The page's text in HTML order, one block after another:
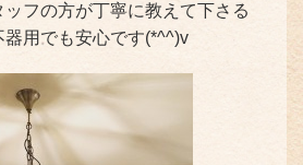
フの方が丁寧に教えて下さる
用でも安心です(*^^)v